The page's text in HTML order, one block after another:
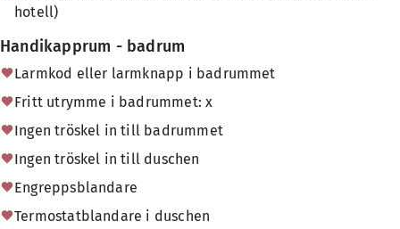
hotell)
Handikapprum - badrum
Larmkod eller larmknapp i badrummet
Fritt utrymme i badrummet: x
Ingen tröskel in till badrummet
Ingen tröskel in till duschen
Engreppsblandare
Termostatblandare i duschen